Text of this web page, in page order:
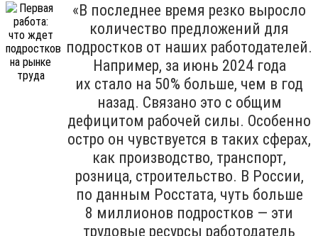
«В последнее время резко выросло
количество предложений для
подростков от наших работодателей.
Например, за июнь 2024 года
их стало на 50% больше, чем в год
назад. Связано это с общим
дефицитом рабочей силы. Особенно
остро он чувствуется в таких сферах,
как производство, транспорт,
розница, строительство. В России,
по данным Росстата, чуть больше
8 миллионов подростков — эти
трудовые ресурсы работодатель